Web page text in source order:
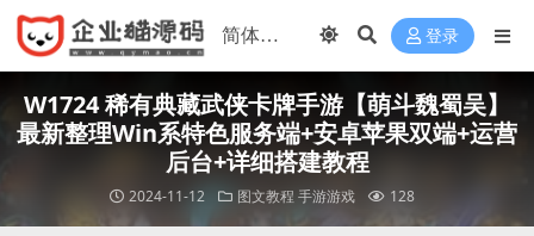
登录
W1724 稀有典藏武侠卡牌手游【萌斗魏蜀吴】
最新整理Win系特色服务端+安卓苹果双端+运营
后台+详细搭建教程
2024-11-12 图文教程 手游游戏 128